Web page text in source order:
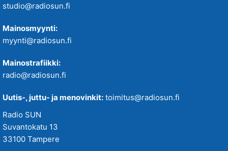
studio@radiosun.fi
Mainosmyynti:
myynti@radiosun.fi
Mainostrafiikki:
radio@radiosun.fi
Uutis-, juttu- ja menovinkit: toimitus@radiosun.fi
Radio SUN
Suvantokatu 13
33100 Tampere